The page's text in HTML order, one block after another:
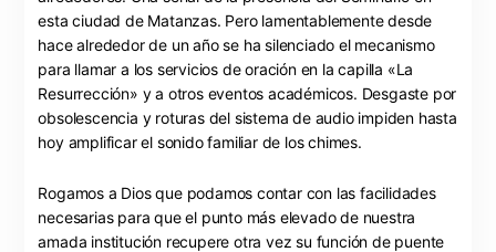
esta ciudad de Matanzas. Pero lamentablemente desde
hace alrededor de un año se ha silenciado el mecanismo
para llamar a los servicios de oración en la capilla «La
Resurrección» y a otros eventos académicos. Desgaste por
obsolescencia y roturas del sistema de audio impiden hasta
hoy amplificar el sonido familiar de los chimes.
Rogamos a Dios que podamos contar con las facilidades
necesarias para que el punto más elevado de nuestra
amada institución recupere otra vez su función de puente